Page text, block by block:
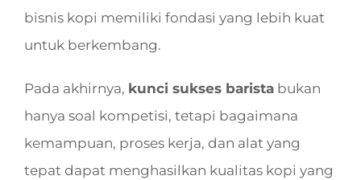
bisnis kopi memiliki fondasi yang lebih kuat
untuk berkembang.
Pada akhirnya, kunci sukses baristabukan
hanya soal kompetisi, tetapi bagaimana
kemampuan, proses kerja, dan alat yang
tepat dapat menghasilkan kualitas kopi yang